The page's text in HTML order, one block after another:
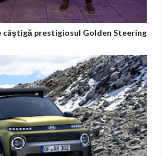
prestigiosul Golden Steering